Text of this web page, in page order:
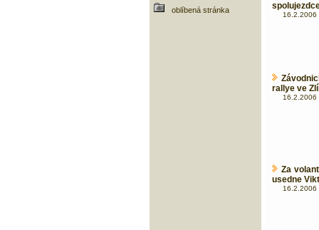
oblíbená stránka
16.2.2006
rallye ve
16.2.2006
Za
usedne
16.2.2006